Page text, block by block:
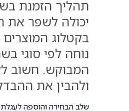
תהליך הזמנת
יכולה לשפר את
בקטלוג
נוחה לפי סוגי
המבוקש. חשוב
ולהבין את
שלב הבחירה והוספה